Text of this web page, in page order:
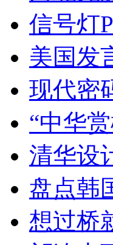
信号灯
美国发
现代密
“中华
清华设
盘点韩
想过桥